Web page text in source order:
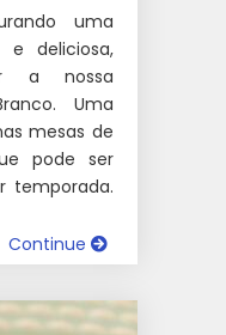
uma
e deliciosa,
a nossa
Uma
mesas de
pode ser
temporada.
Continue